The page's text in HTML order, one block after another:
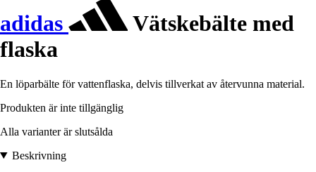
adidas
Vätskebälte med
flaska
En löparbälte för vattenflaska, delvis tillverkat av återvunna material.
Produkten är inte tillgänglig
Alla varianter är slutsålda
Beskrivning